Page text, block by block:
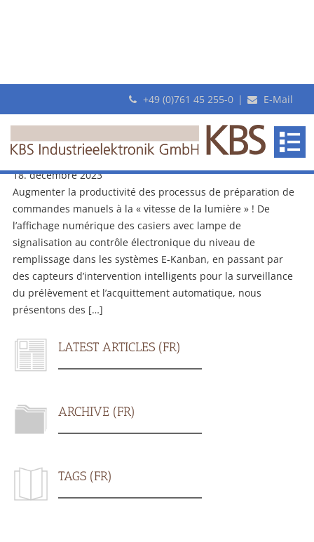
+49 (0)761 45 255-0 | E-Mail
Monthly Archives: décembre 2023
KBS au salon LogiMAT: Visitez-nous: Hall 1, stand C81 | 19-21
mars 2024
18. décembre 2023
Augmenter la productivité des processus de préparation de
commandes manuels à la « vitesse de la lumière » ! De
l’affichage numérique des casiers avec lampe de
signalisation au contrôle électronique du niveau de
remplissage dans les systèmes E-Kanban, en passant par
des capteurs d’intervention intelligents pour la surveillance
du prélèvement et l’acquittement automatique, nous
présentons des […]
LATEST ARTICLES (FR)
ARCHIVE (FR)
TAGS (FR)